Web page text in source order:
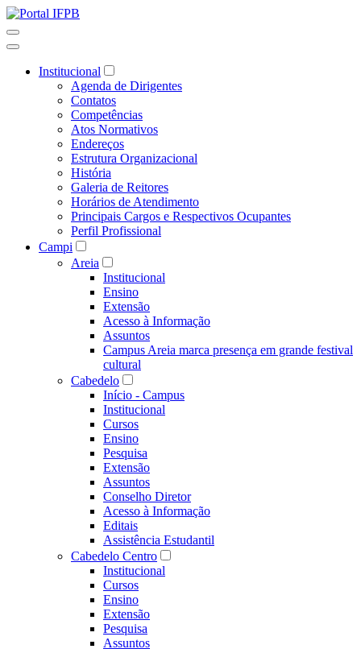
Institucional
Agenda de Dirigentes
Contatos
Competências
Atos Normativos
Endereços
Estrutura Organizacional
História
Galeria de Reitores
Horários de Atendimento
Principais Cargos e Respectivos Ocupantes
Perfil Profissional
Campi
Areia
Institucional
Ensino
Extensão
Acesso à Informação
Assuntos
Campus Areia marca presença em grande festival
cultural
Cabedelo
Início - Campus
Institucional
Cursos
Ensino
Pesquisa
Extensão
Assuntos
Conselho Diretor
Acesso à Informação
Editais
Assistência Estudantil
Cabedelo Centro
Institucional
Cursos
Ensino
Extensão
Pesquisa
Assuntos